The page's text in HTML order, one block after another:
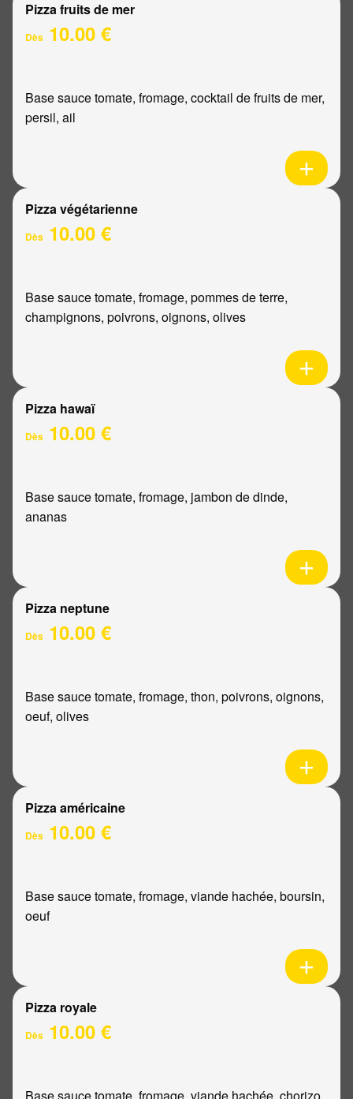
Pizza fruits de mer
Dès 10.00 €
Base sauce tomate, fromage, cocktail de fruits de mer,
persil, ail
Pizza végétarienne
Dès 10.00 €
Base sauce tomate, fromage, pommes de terre,
champignons, poivrons, oignons, olives
Pizza hawaï
Dès 10.00 €
Base sauce tomate, fromage, jambon de dinde,
ananas
Pizza neptune
Dès 10.00 €
Base sauce tomate, fromage, thon, poivrons, oignons,
oeuf, olives
Pizza américaine
Dès 10.00 €
Base sauce tomate, fromage, viande hachée, boursin,
oeuf
Pizza royale
Dès 10.00 €
Base sauce tomate, fromage, viande hachée, chorizo